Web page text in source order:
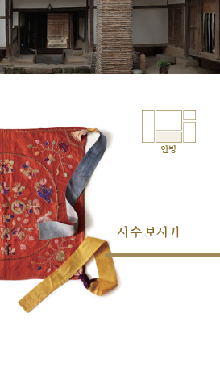
안방
자수 보자기